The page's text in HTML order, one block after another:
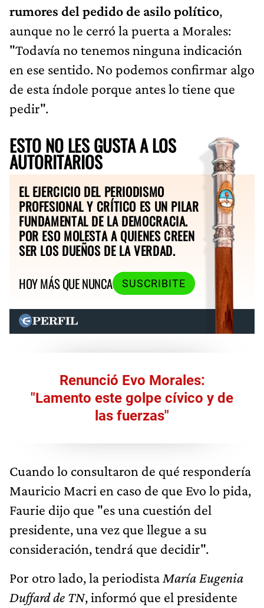
rumores del pedido de asilo político,
aunque no le cerró la puerta a Morales:
"Todavía no tenemos ninguna indicación
en ese sentido. No podemos confirmar algo
de esta índole porque antes lo tiene que
pedir".
ESTO NO LES GUSTA A LOS
AUTORITARIOS
EL EJERCICIO DEL PERIODISMO
PROFESIONAL Y CRÍTICO ES UN PILAR
FUNDAMENTAL DE LA DEMOCRACIA.
POR ESO MOLESTA A QUIENES CREEN
SER LOS DUEÑOS DE LA VERDAD.
HOY MÁS QUE NUNCA
SUSCRIBITE
Renunció Evo Morales:
"Lamento este golpe cívico y de
las fuerzas"
Cuando lo consultaron de qué respondería
Mauricio Macri en caso de que Evo lo pida,
Faurie dijo que "es una cuestión del
presidente, una vez que llegue a su
consideración, tendrá que decidir".
Por otro lado, la periodista María Eugenia
Duffard de TN, informó que el presidente